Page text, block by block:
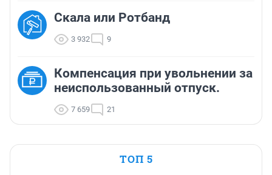
Скала или Ротбанд
3 932 9
Компенсация при увольнении за
неиспользованный отпуск.
7 659 21
ТОП 5